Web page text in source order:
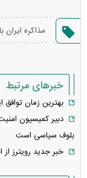
مذاکره ایران
خبرهای مرتبط
بهترین زمان
دبیر کمیسیون
بلوف سیاسی است
خبر جدید رویترز از